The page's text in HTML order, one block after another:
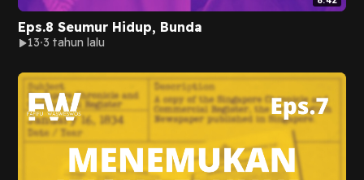
Eps.8 Seumur Hidup, Bunda
13 3 tahun lalu